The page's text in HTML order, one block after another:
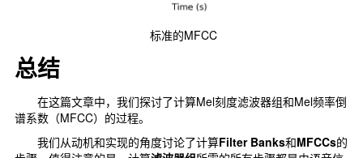
标准的MFCC
总结
在这篇文章中，我们探讨了计算Mel刻度滤波器组和Mel频率倒
谱系数（MFCC）的过程。
我们从动机和实现的角度讨论了计算Filter Banks和MFCCs的